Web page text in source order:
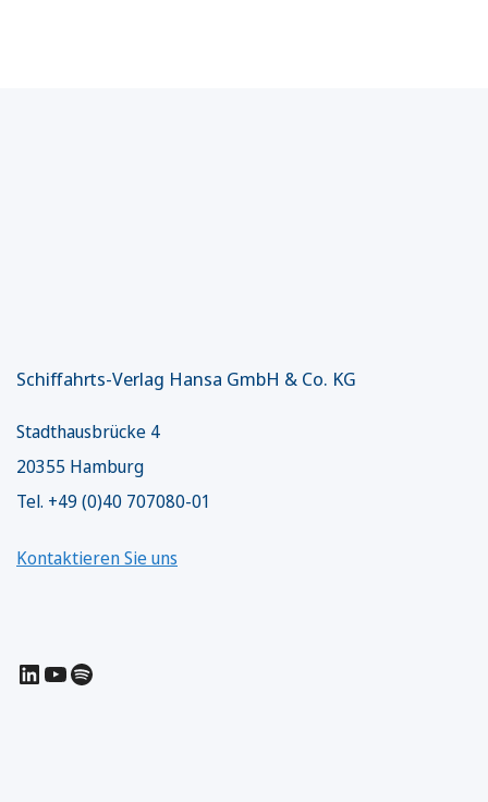
Schiffahrts-Verlag Hansa GmbH & Co. KG
Stadthausbrücke 4
20355 Hamburg
Tel. +49 (0)40 707080-01
Kontaktieren Sie uns
LinkedIn
YouTube
Spotify